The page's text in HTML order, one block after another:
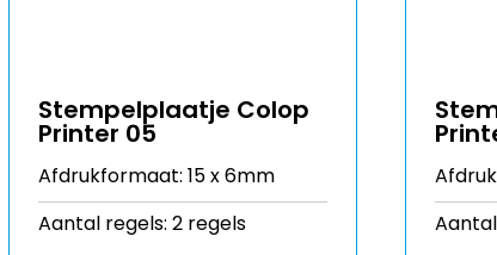
Stempelplaatje Colop
Printer 05
Afdrukformaat: 15 x 6mm
Aantal regels: 2 regels